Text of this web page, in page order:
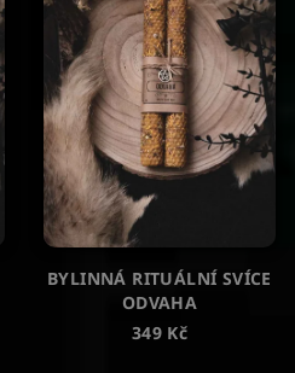
BYLINNÁ RITUÁLNÍ SVÍCE
ODVAHA
349 Kč